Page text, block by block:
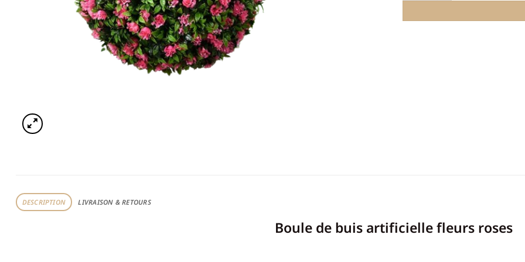
DESCRIPTION LIVRAISON & RETOURS
Boule de buis artificielle fleurs roses